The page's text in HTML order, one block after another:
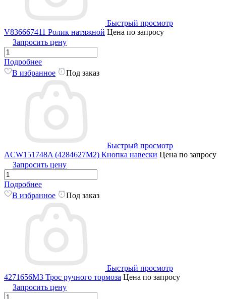
Быстрый просмотр
V836667411 Ролик натяжной Цена по запросу
Запросить цену
Подробнее
В избранное
Под заказ
Быстрый просмотр
ACW151748A (4284627M2) Кнопка навески Цена по запросу
Запросить цену
Подробнее
В избранное
Под заказ
Быстрый просмотр
4271656M3 Трос ручного тормоза Цена по запросу
Запросить цену